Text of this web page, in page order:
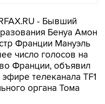
- Бывший
Бенуа Амон
Франции Мануэль
число голосов на
Франции, объявил
телеканала TF1
органа Тома